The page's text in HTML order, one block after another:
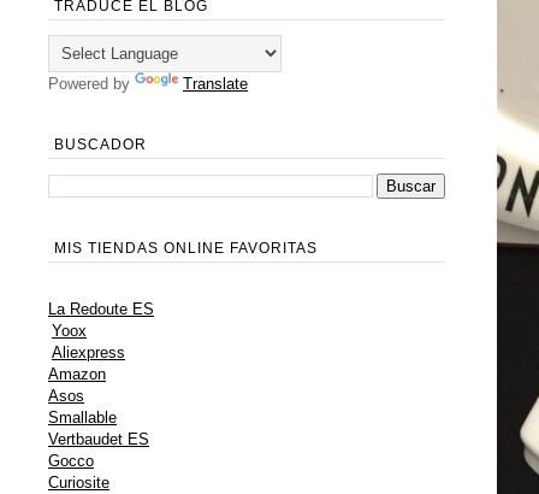
TRADUCE EL BLOG
Powered by Translate
BUSCADOR
MIS TIENDAS ONLINE FAVORITAS
La Redoute ES
Yoox
Aliexpress
Amazon
Asos
Smallable
Vertbaudet ES
Gocco
Curiosite